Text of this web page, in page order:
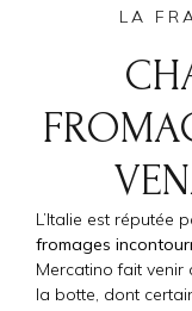
LA
L’Italie est réputée
fromages
Mercatino fait
la botte, dont